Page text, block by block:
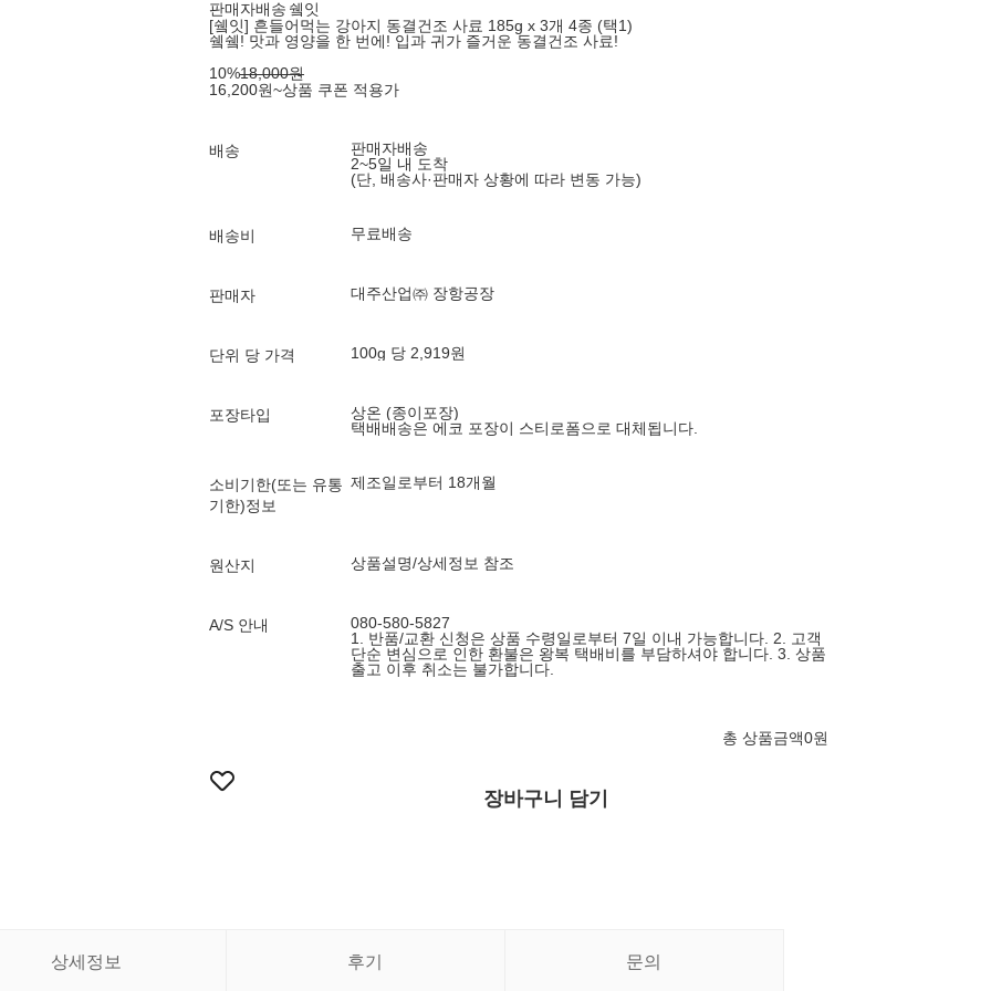
판매자배송 쉨잇
[쉨잇] 흔들어먹는 강아지 동결건조 사료 185g x 3개 4종 (택1)
쉨쉨! 맛과 영양을 한 번에! 입과 귀가 즐거운 동결건조 사료!
10%18,000원
16,200원~상품 쿠폰 적용가
배송
판매자배송
2~5일 내 도착
(단, 배송사·판매자 상황에 따라 변동 가능)
배송비 무료배송
판매자 대주산업㈜ 장항공장
단위 당 가격 100g 당 2,919원
포장타입
상온 (종이포장)
택배배송은 에코 포장이 스티로폼으로 대체됩니다.
소비기한(또는 유통
기한)정보
제조일로부터 18개월
원산지 상품설명/상세정보 참조
A/S 안내
080-580-5827
1. 반품/교환 신청은 상품 수령일로부터 7일 이내 가능합니다. 2. 고객
단순 변심으로 인한 환불은 왕복 택배비를 부담하셔야 합니다. 3. 상품
출고 이후 취소는 불가합니다.
총 상품금액0원
장바구니 담기
상세정보 후기 문의